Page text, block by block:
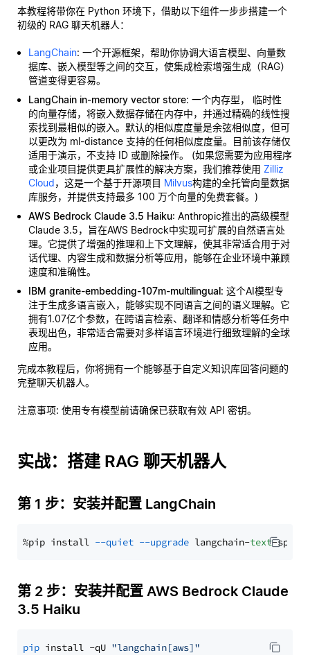
本教程将带你在 Python 环境下，借助以下组件一步步搭建一个
初级的 RAG 聊天机器人：
LangChain: 一个开源框架，帮助你协调大语言模型、向量数
据库、嵌入模型等之间的交互，使集成检索增强生成（RAG）
管道变得更容易。
LangChain in-memory vector store: 一个内存型， 临时性
的向量存储，将嵌入数据存储在内存中，并通过精确的线性搜
索找到最相似的嵌入。默认的相似度度量是余弦相似度，但可
以更改为 ml-distance 支持的任何相似度度量。目前该存储仅
适用于演示，不支持 ID 或删除操作。 (如果您需要为应用程序
或企业项目提供更具扩展性的解决方案，我们推荐使用 Zilliz
Cloud，这是一个基于开源项目 Milvus构建的全托管向量数据
库服务，并提供支持最多 100 万个向量的免费套餐。)
AWS Bedrock Claude 3.5 Haiku: Anthropic推出的高级模型
Claude 3.5，旨在AWS Bedrock中实现可扩展的自然语言处
理。它提供了增强的推理和上下文理解，使其非常适合用于对
话代理、内容生成和数据分析等应用，能够在企业环境中兼顾
速度和准确性。
IBM granite-embedding-107m-multilingual: 这个AI模型专
注于生成多语言嵌入，能够实现不同语言之间的语义理解。它
拥有1.07亿个参数，在跨语言检索、翻译和情感分析等任务中
表现出色，非常适合需要对多样语言环境进行细致理解的全球
应用。
完成本教程后，你将拥有一个能够基于自定义知识库回答问题的
完整聊天机器人。
注意事项: 使用专有模型前请确保已获取有效 API 密钥。
实战：搭建 RAG 聊天机器人
第 1 步：安装并配置 LangChain
%pip install --quiet --upgrade langchain-text
第 2 步：安装并配置 AWS Bedrock Claude
3.5 Haiku
pip install -qU "langchain[aws]"